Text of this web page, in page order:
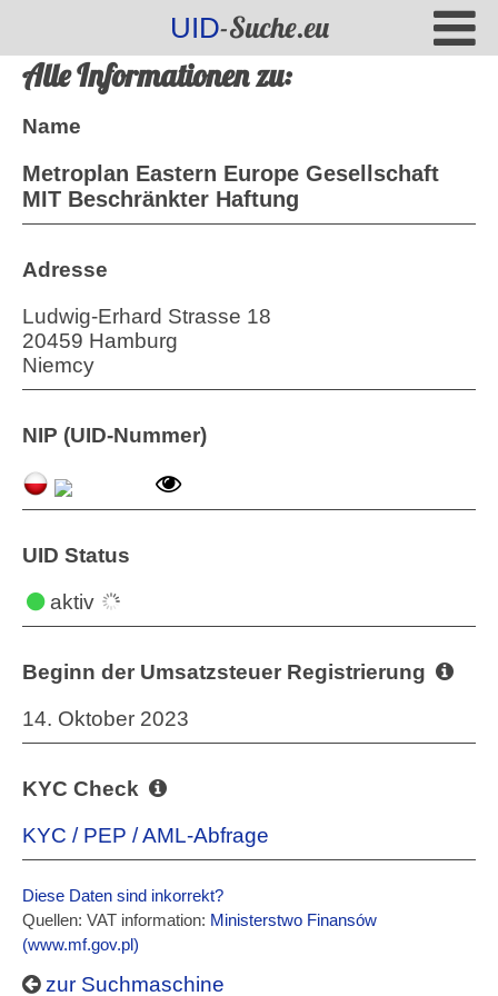
UID-Suche.eu
Alle Informationen zu:
Name
Metroplan Eastern Europe Gesellschaft
MIT Beschränkter Haftung
Adresse
Ludwig-Erhard Strasse 18
20459 Hamburg
Niemcy
NIP (UID-Nummer)
UID Status
aktiv
Beginn der Umsatzsteuer Registrierung
14. Oktober 2023
KYC Check
KYC / PEP / AML-Abfrage
Diese Daten sind inkorrekt?
Quellen: VAT information: Ministerstwo Finansów
(www.mf.gov.pl)
zur Suchmaschine